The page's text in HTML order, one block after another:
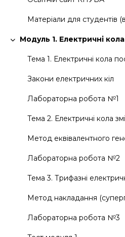
Згорнути
Модуль 1. Електричні кола
Закони електричних кіл
Лабораторна робота №1
Лабораторна робота №2
Лабораторна робота №3